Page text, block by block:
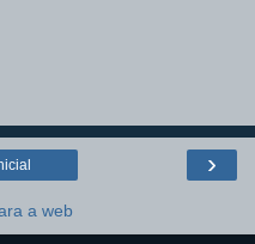
›
a web